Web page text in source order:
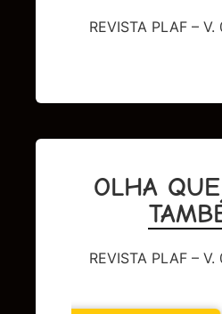
REVISTA PLAF – V.
OLHA
REVISTA PLAF – V.